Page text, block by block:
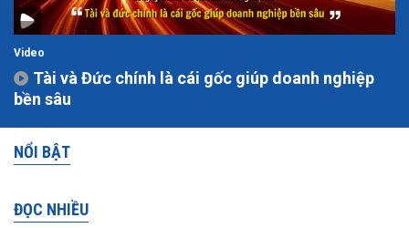
Video
Tài và Đức chính là cái gốc giúp doanh nghiệp
bền sâu
NỔI BẬT
ĐỌC NHIỀU